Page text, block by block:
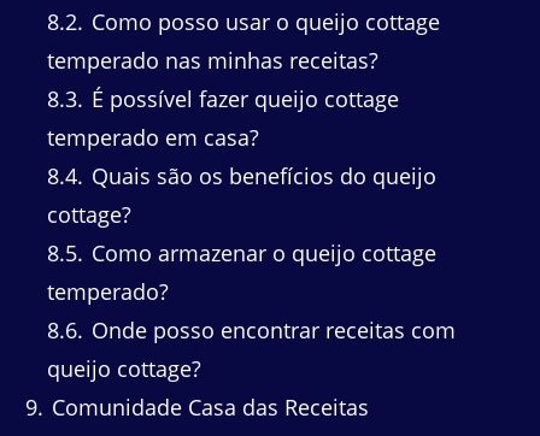
8.2 Como posso usar o queijo cottage
temperado nas minhas receitas?
8.3 É possível fazer queijo cottage
temperado em casa?
8.4 Quais são os benefícios do queijo
cottage?
8.5 Como armazenar o queijo cottage
temperado?
8.6 Onde posso encontrar receitas com
queijo cottage?
9 Comunidade Casa das Receitas